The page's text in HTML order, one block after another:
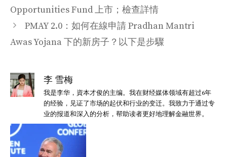
Opportunities Fund 上市；檢查詳情
PMAY 2.0：如何在線申請 Pradhan Mantri
Awas Yojana 下的新房子？以下是步驟
李 雪梅
我是李华，資本才俊的主编。我在财经媒体领域有超过6年
的经验，见证了市场的起伏和行业的变迁。我致力于通过专
业的报道和深入的分析，帮助读者更好地理解金融世界。